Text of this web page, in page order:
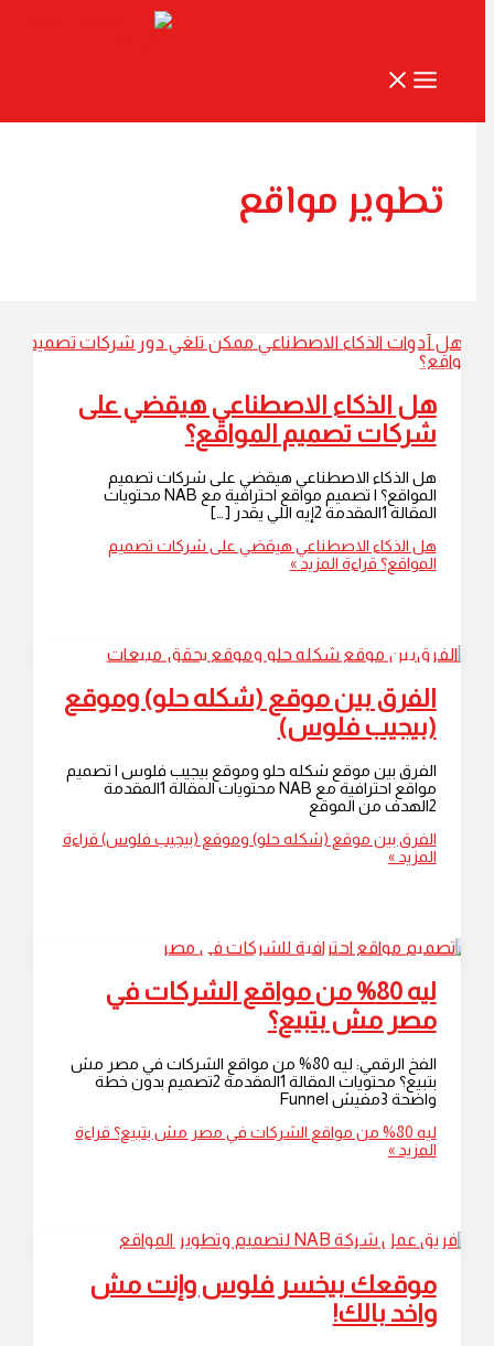
تطوير مواقع
هل الذكاء الاصطناعي هيقضي على
شركات تصميم المواقع؟
هل الذكاء الاصطناعي هيقضي على شركات تصميم
المواقع؟ | تصميم مواقع احترافية مع NAB محتويات
المقالة 1المقدمة 2إيه اللي يقدر […]
هل الذكاء الاصطناعي هيقضي على شركات تصميم
المواقع؟قراءة المزيد »
الفرق بين موقع (شكله حلو) وموقع
(بيجيب فلوس)
الفرق بين موقع شكله حلو وموقع بيجيب فلوس | تصميم
مواقع احترافية مع NAB محتويات المقالة 1المقدمة
الفرق بين موقع (شكله حلو) وموقع (بيجيب فلوس)قراءة
المزيد »
ليه 80% من مواقع الشركات في
مصر مش بتبيع؟
الفخ الرقمي: ليه 80% من مواقع الشركات في مصر مش
بتبيع؟ محتويات المقالة 1المقدمة 2تصميم بدون خطة
واضحة 3مفيش Funnel
قراءة
المزيد »
موقعك بيخسر فلوس وإنت مش
واخد بالك!